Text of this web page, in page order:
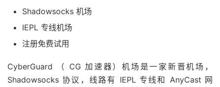
Shadowsocks 机场
IEPL 专线机场
注册免费试用
CyberGuard （ CG 加速器）机场是一家新晋机场，
Shadowsocks 协议，线路有 IEPL 专线和 AnyCast 网